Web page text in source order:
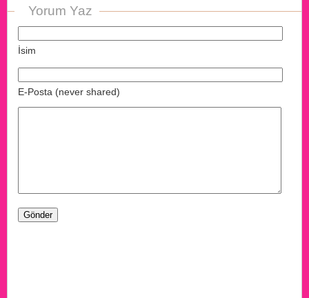
Yorum Yaz
İsim
E-Posta (never shared)